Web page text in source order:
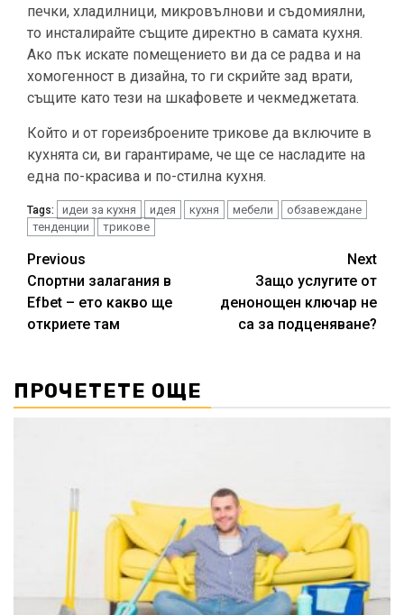
печки, хладилници, микровълнови и съдомиялни,
то инсталирайте същите директно в самата кухня.
Ако пък искате помещението ви да се радва и на
хомогенност в дизайна, то ги скрийте зад врати,
същите като тези на шкафовете и чекмеджетата.
Който и от гореизброените трикове да включите в
кухнята си, ви гарантираме, че ще се насладите на
една по-красива и по-стилна кухня.
Tags: идеи за кухня идея кухня мебели
обзавеждане
тенденции
трикове
Continue
Reading
Previous
Спортни залагания в
Efbet – ето какво ще
откриете там
Next
Защо услугите от
денонощен ключар не
са за подценяване?
ПРОЧЕТЕТЕ ОЩЕ